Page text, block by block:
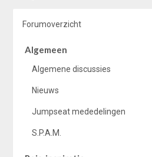
Forumoverzicht
Algemeen
Algemene discussies
Nieuws
Jumpseat mededelingen
S.P.A.M.